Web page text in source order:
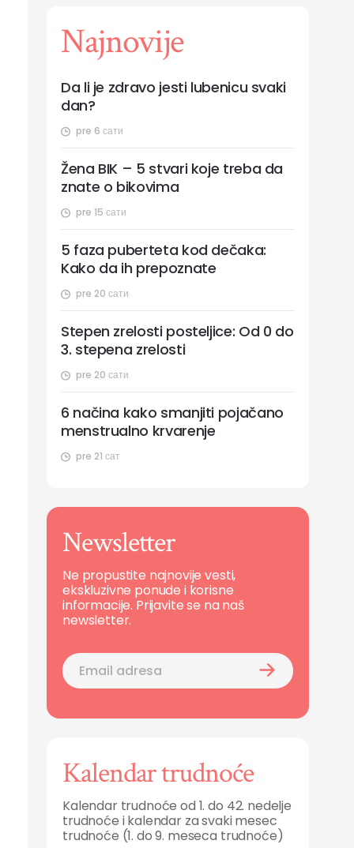
Najnovije
pre 6 сати
Da li je zdravo jesti lubenicu svaki
dan?
pre 15 сати
Žena BIK – 5 stvari koje treba da
znate o bikovima
pre 20 сати
5 faza puberteta kod dečaka:
Kako da ih prepoznate
pre 20 сати
Stepen zrelosti posteljice: Od 0 do
3. stepena zrelosti
pre 21 сат
6 načina kako smanjiti pojačano
menstrualno krvarenje
Newsletter
Ne propustite najnovije vesti,
ekskluzivne ponude i korisne
informacije. Prijavite se na naš
newsletter.
Kalendar trudnoće
Kalendar trudnoće od 1. do 42. nedelje
trudnoće i kalendar za svaki mesec
trudnoće (1. do 9. meseca trudnoće)